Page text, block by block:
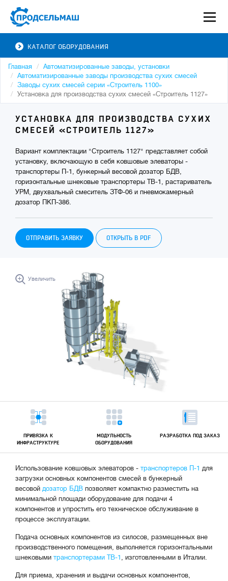
КАТАЛОГ ОБОРУДОВАНИЯ
Главная
Автоматизированные заводы, установки
Автоматизированные заводы производства сухих смесей
Заводы сухих смесей серии «Строитель 1100»
Установка для производства сухих смесей «Строитель 1127»
УСТАНОВКА ДЛЯ ПРОИЗВОДСТВА СУХИХ
СМЕСЕЙ «СТРОИТЕЛЬ 1127»
Вариант комплектации "Строитель 1127" представляет собой
установку, включающую в себя ковшовые элеваторы -
транспортеры П-1, бункерный весовой дозатор БДВ,
горизонтальные шнековые транспортеры ТВ-1, растариватель
УРМ, двухвальный смеситель ЗТФ-06 и пневмокамерный
дозатор ПКП-386.
ОТПРАВИТЬ ЗАЯВКУ ОТКРЫТЬ В PDF
Увеличить
ПРИВЯЗКА К
ИНФРАСТРУКТУРЕ
МОДУЛЬНОСТЬ
ОБОРУДОВАНИЯ
РАЗРАБОТКА ПОД ЗАКАЗ
Использование ковшовых элеваторов - транспортеров П-1 для
загрузки основных компонентов смесей в бункерный
весовой дозатор БДВ позволяет компактно разместить на
минимальной площади оборудование для подачи 4
компонентов и упростить его техническое обслуживание в
процессе эксплуатации.
Подача основных компонентов из силосов, размещенных вне
производственного помещения, выполняется горизонтальными
шнековыми транспортерами ТВ-1 , изготовленными в Италии.
Для приема, хранения и выдачи основных компонентов,